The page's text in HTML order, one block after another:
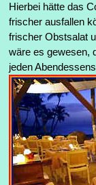
Hierbei hätte das
frischer ausfallen
frischer Obstsalat
wäre es gewesen,
jeden